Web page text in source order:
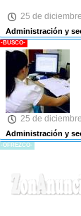
25 de
Administración y
-BUSCO-
25 de
Administración y
-OFREZCO-